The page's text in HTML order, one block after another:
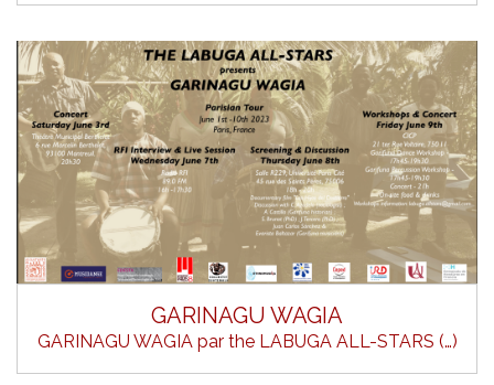
GARINAGU WAGIA
GARINAGU WAGIA par the LABUGA ALL-STARS (…)